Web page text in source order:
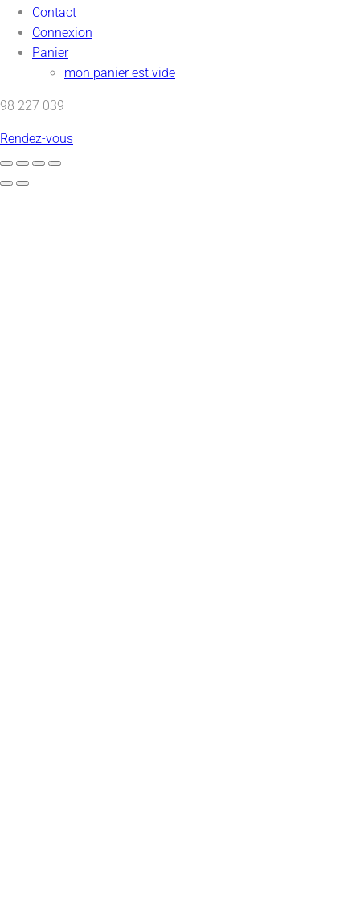
Contact
Connexion
Panier
mon panier est vide
98 227 039
Rendez-vous